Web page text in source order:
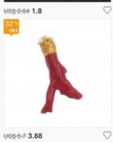
US$ 2.64 1.8
32
US$ 5.7 3.88